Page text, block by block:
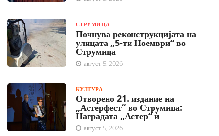
СТРУМИЦА
Почнува реконструкцијата на
улицата „5-ти Ноември“ во
Струмица
август 5, 2026
КУЛТУРА
Отворено 21. издание на
„Астерфест“ во Струмица:
Наградата „Астер“ ѝ
август 5, 2026